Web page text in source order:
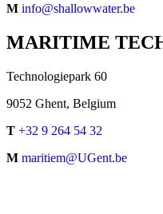
M info@shallowwater.be
MARITIME
Technologiepark 60
9052 Ghent, Belgium
T +32 9 264 54 32
M maritiem@UGent.be